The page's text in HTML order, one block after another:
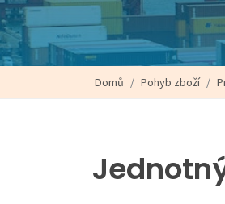
Domů Pohyb zboží